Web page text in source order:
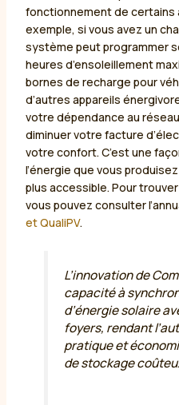
fonctionnement de certains
exemple, si vous avez un
système peut programmer
heures d’ensoleillement
bornes de recharge pour
d’autres appareils
votre dépendance au
diminuer votre facture
votre confort. C’est une
l’énergie que vous
plus accessible. Pour
vous pouvez consulter
et QualiPV.
L’innovation de
capacité à
d’énergie solaire
foyers, rendant
pratique et
de stockage